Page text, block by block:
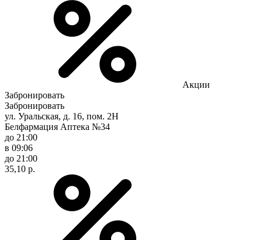
Акции
Забронировать
Забронировать
ул. Уральская, д. 16, пом. 2Н
Белфармация Аптека №34
до 21:00
в 09:06
до 21:00
35,10 р.